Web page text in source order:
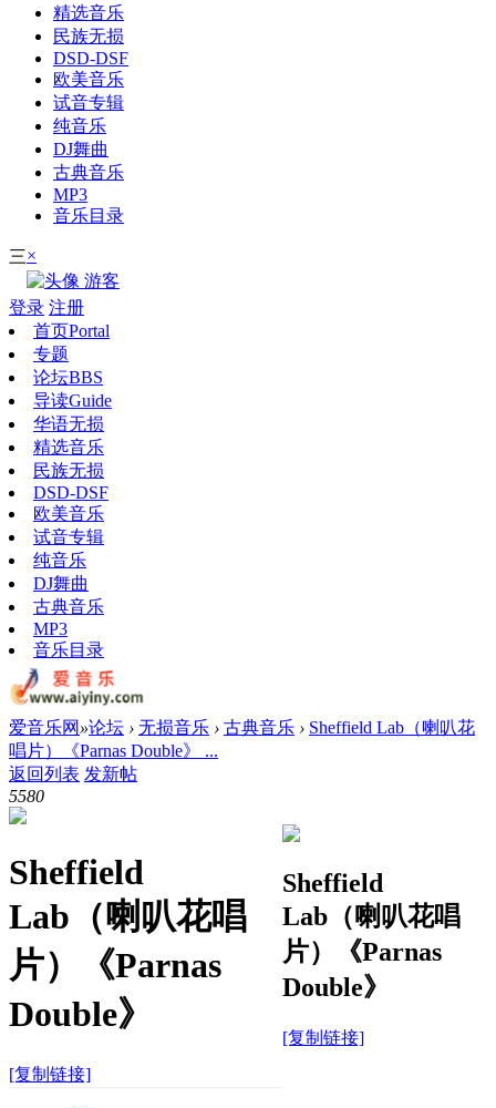
精选音乐
民族无损
DSD-DSF
欧美音乐
试音专辑
纯音乐
DJ舞曲
古典音乐
MP3
音乐目录
三×
游客
登录 注册
首页Portal
专题
论坛BBS
导读Guide
华语无损
精选音乐
民族无损
DSD-DSF
欧美音乐
试音专辑
纯音乐
DJ舞曲
古典音乐
MP3
音乐目录
爱音乐网 »论坛 › 无损音乐 › 古典音乐 › Sheffield Lab（喇叭花
唱片）《Parnas Double》 ...
返回列表 发新帖
5580
Sheffield
Lab（喇叭花唱
片）《Parnas
Double》
[复制链接]
Sheffield
Lab（喇叭花唱
片）《Parnas
Double》
[复制链接]